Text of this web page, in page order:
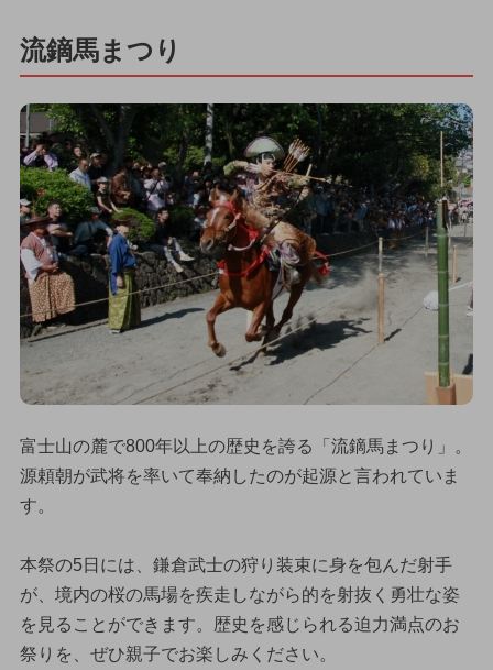
流鏑馬まつり
富士山の麓で800年以上の歴史を誇る「流鏑馬まつり」。
源頼朝が武将を率いて奉納したのが起源と言われていま
す。
本祭の5日には、鎌倉武士の狩り装束に身を包んだ射手
が、境内の桜の馬場を疾走しながら的を射抜く勇壮な姿
を見ることができます。歴史を感じられる迫力満点のお
祭りを、ぜひ親子でお楽しみください。